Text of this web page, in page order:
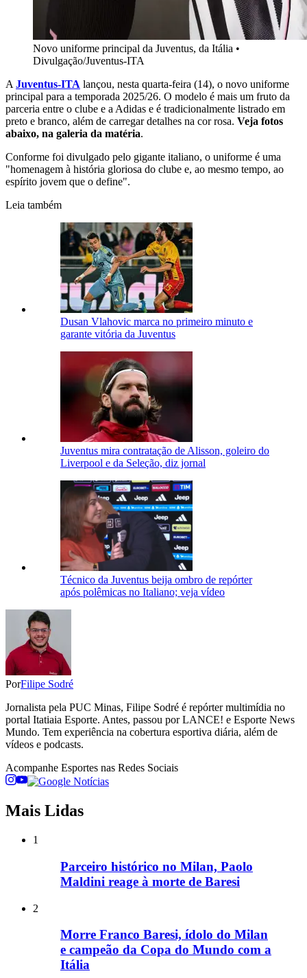
Novo uniforme principal da Juventus, da Itália •
Divulgação/Juventus-ITA
A Juventus-ITA lançou, nesta quarta-feira (14), o novo uniforme
principal para a temporada 2025/26. O modelo é mais um fruto da
parceria entre o clube e a Adidas e é tradicionalmente listrado em
preto e branco, além de carregar detalhes na cor rosa. Veja fotos
abaixo, na galeria da matéria.
Conforme foi divulgado pelo gigante italiano, o uniforme é uma
"homenagem à história gloriosa do clube e, ao mesmo tempo, ao
espírito jovem que o define".
Leia também
Dusan Vlahovic marca no primeiro minuto e
garante vitória da Juventus
Juventus mira contratação de Alisson, goleiro do
Liverpool e da Seleção, diz jornal
Técnico da Juventus beija ombro de repórter
após polêmicas no Italiano; veja vídeo
PorFilipe Sodré
Jornalista pela PUC Minas, Filipe Sodré é repórter multimídia no
portal Itatiaia Esporte. Antes, passou por LANCE! e Esporte News
Mundo. Tem experiência na cobertura esportiva diária, além de
vídeos e podcasts.
Acompanhe Esportes nas Redes Sociais
Mais Lidas
1
Parceiro histórico no Milan, Paolo
Maldini reage à morte de Baresi
2
Morre Franco Baresi, ídolo do Milan
e campeão da Copa do Mundo com a
Itália